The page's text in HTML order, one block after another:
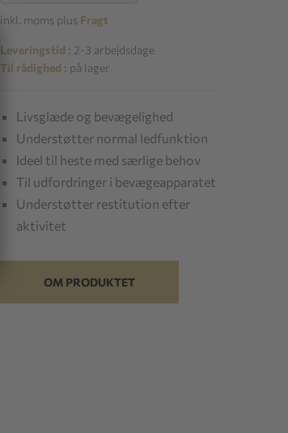
inkl. moms plus Fragt
Leveringstid : 2-3 arbejdsdage
Til rådighed : på lager
Livsglæde og bevægelighed
Understøtter normal ledfunktion
Ideel til heste med særlige behov
Til udfordringer i bevægeapparatet
Understøtter restitution efter
aktivitet
OM PRODUKTET